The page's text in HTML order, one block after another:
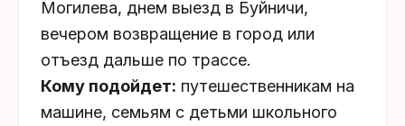
Могилева, днем выезд в Буйничи,
вечером возвращение в город или
отъезд дальше по трассе.
Кому подойдет: путешественникам на
машине, семьям с детьми школьного